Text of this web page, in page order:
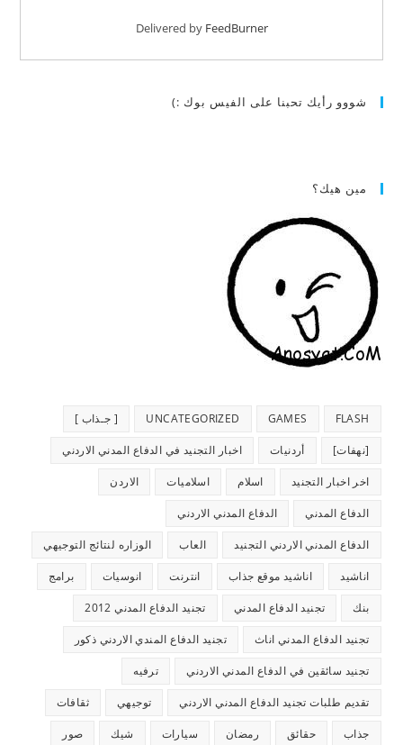
Delivered by FeedBurner
شووو رأيك تحبنا على الفيس بوك :)
مين هيك؟
FLASH
GAMES
UNCATEGORIZED [ جـذاب ]
[نهفات] أردنيات اخبار التجنيد في الدفاع المدني الاردني
اخر اخبار التجنيد اسلام اسلاميات الاردن
الدفاع المدني الدفاع المدني الاردني
الدفاع المدني الاردني التجنيد العاب الوزاره لنتائج التوجيهي
اناشيد اناشيد موقع جذاب انترنت انوسيات برامج
بنك تجنيد الدفاع المدني تجنيد الدفاع المدني 2012
تجنيد الدفاع المدني اناث تجنيد الدفاع المندي الاردني ذكور
تجنيد سائقين في الدفاع المدني الاردني ترفيه
تقديم طلبات تجنيد الدفاع المدني الاردني توجيهي ثقافات
جذاب حقائق رمضان سيارات شيك صور